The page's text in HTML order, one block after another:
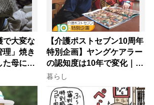
で大変な
理」焼き
た母に息
理由
【介護ポストセブン10周年
特別企画】ヤングケアラー
の認知度は10年で変化｜流
行語大賞にノミネート、法
律にも明記されたが果たし
て現在は？
暮らし